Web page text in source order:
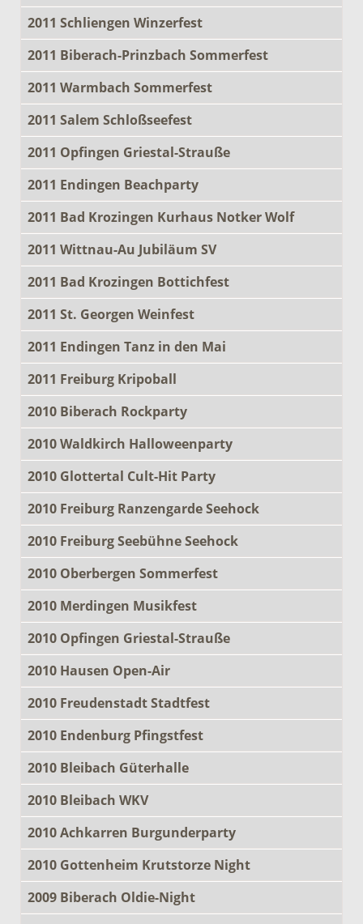
2011 Schliengen Winzerfest
2011 Biberach-Prinzbach Sommerfest
2011 Warmbach Sommerfest
2011 Salem Schloßseefest
2011 Opfingen Griestal-Strauße
2011 Endingen Beachparty
2011 Bad Krozingen Kurhaus Notker Wolf
2011 Wittnau-Au Jubiläum SV
2011 Bad Krozingen Bottichfest
2011 St. Georgen Weinfest
2011 Endingen Tanz in den Mai
2011 Freiburg Kripoball
2010 Biberach Rockparty
2010 Waldkirch Halloweenparty
2010 Glottertal Cult-Hit Party
2010 Freiburg Ranzengarde Seehock
2010 Freiburg Seebühne Seehock
2010 Oberbergen Sommerfest
2010 Merdingen Musikfest
2010 Opfingen Griestal-Strauße
2010 Hausen Open-Air
2010 Freudenstadt Stadtfest
2010 Endenburg Pfingstfest
2010 Bleibach Güterhalle
2010 Bleibach WKV
2010 Achkarren Burgunderparty
2010 Gottenheim Krutstorze Night
2009 Biberach Oldie-Night